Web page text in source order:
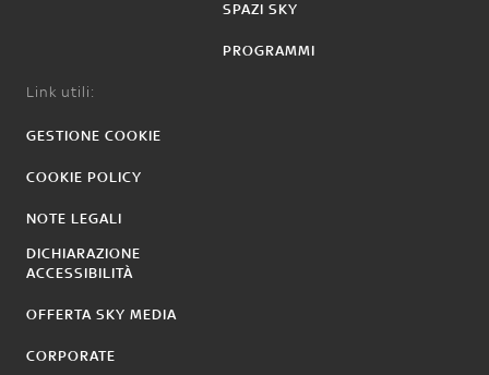
SPAZI SKY
PROGRAMMI
Link utili:
GESTIONE COOKIE
COOKIE POLICY
NOTE LEGALI
DICHIARAZIONE
ACCESSIBILITÀ
OFFERTA SKY MEDIA
CORPORATE